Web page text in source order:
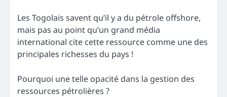
Les Togolais savent qu’il y a du pétrole offshore,
mais pas au point qu’un grand média
international cite cette ressource comme une des
principales richesses du pays !
Pourquoi une telle opacité dans la gestion des
ressources pétrolières ?